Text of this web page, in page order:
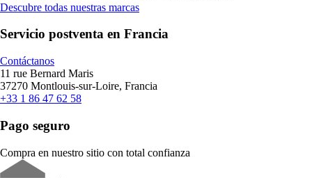
Descubre todas nuestras marcas
Servicio postventa en Francia
Contáctanos
11 rue Bernard Maris
37270 Montlouis-sur-Loire, Francia
+33 1 86 47 62 58
Pago seguro
Compra en nuestro sitio con total confianza